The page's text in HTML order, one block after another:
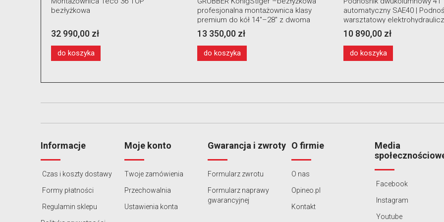
profesjonalna montażownica klasy
ramionami pomocniczymi i windą
koła
13 350,00 zł
do koszyka
automatyczny SAE40 | Podnośnik
warsztatowy elektrohydrauliczny
10 890,00 zł
do koszyka
T5782 MOVI ciężarowa
23 400,00 zł
do koszyka
Informacje
Czas i koszty dostawy
Formy płatności
Regulamin sklepu
Moje konto
Twoje zamówienia
Przechowalnia
Ustawienia konta
Gwarancja i zwroty
Formularz zwrotu
Formularz naprawy
gwarancyjnej
O firmie
O nas
Opineo.pl
Kontakt
Media
Facebook
Instagram
Youtube